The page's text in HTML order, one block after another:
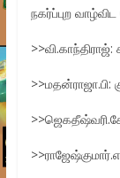
நகர்ப்புற
>>வி.காந்திராஜ்:
>>மதன்ராஜா.பி: